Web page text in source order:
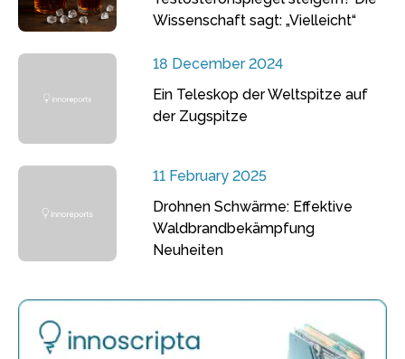
Wissenschaft sagt: „Vielleicht“
18 December 2024
Ein Teleskop der Weltspitze auf
der Zugspitze
11 February 2025
Drohnen Schwärme: Effektive
Waldbrandbekämpfung
Neuheiten